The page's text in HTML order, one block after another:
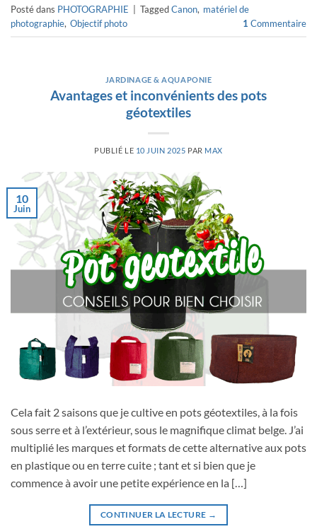
Posté dans PHOTOGRAPHIE TaggedCanon, matériel de
photographie, Objectif photo 1 Commentaire
JARDINAGE & AQUAPONIE
Avantages et inconvénients des pots
géotextiles
PUBLIÉ LE 10 JUIN 2025 PAR MAX
10
Juin
Cela fait 2 saisons que je cultive en pots géotextiles, à la fois
sous serre et à l’extérieur, sous le magnifique climat belge. J’ai
multiplié les marques et formats de cette alternative aux pots
en plastique ou en terre cuite ; tant et si bien que je
commence à avoir une petite expérience en la […]
CONTINUER LA LECTURE →